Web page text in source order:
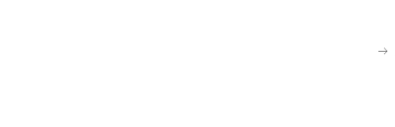
ꁹ